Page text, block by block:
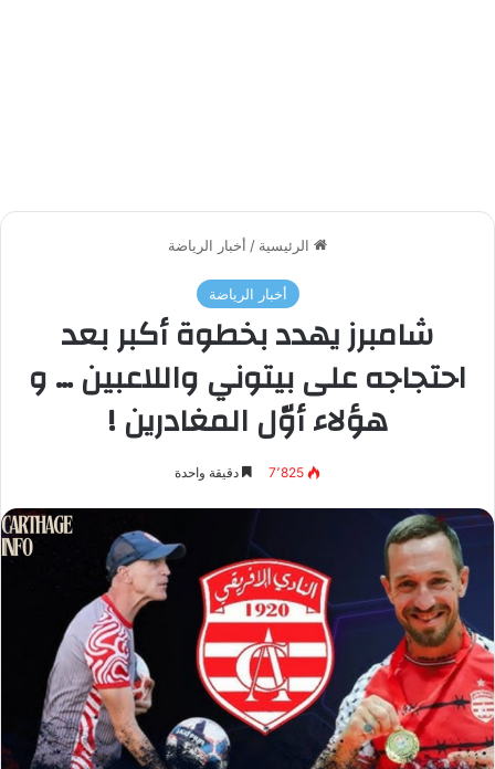
الرئيسية / أخبار الرياضة
أخبار الرياضة
شامبرز يهدد بخطوة أكبر بعد
احتجاجه على بيتوني واللاعبين … و
هؤلاء أوّل المغادرين !
7٬825 دقيقة واحدة